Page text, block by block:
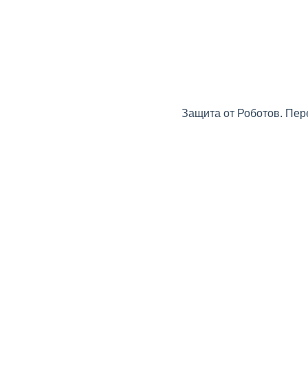
Защита от Роботов.